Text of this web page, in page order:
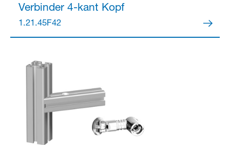
Verbinder4-kant Kopf
1.21.45F42